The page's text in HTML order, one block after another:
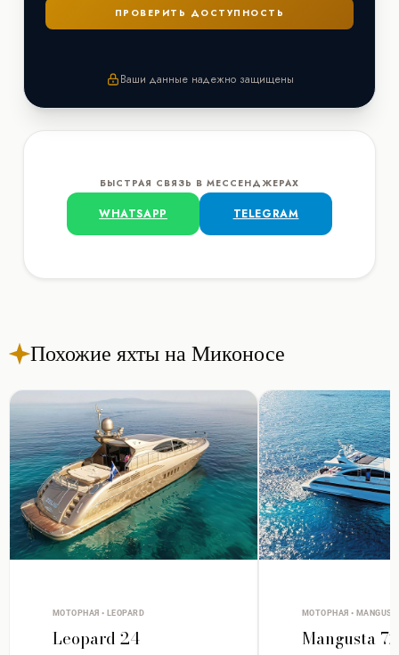
Ваши данные надежно защищены
БЫСТРАЯ СВЯЗЬ В МЕССЕНДЖЕРАХ
WHATSAPP TELEGRAM
Похожие яхты на Миконосе
МОТОРНАЯ • LEOPARD
Leopard 24
МОТОРНАЯ •
Mangusta 72